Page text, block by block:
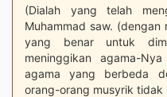
(Dialah yang telah
Muhammad saw.
yang benar untuk
meninggikan agama-
agama yang berbeda
orang-orang musyrik tidak